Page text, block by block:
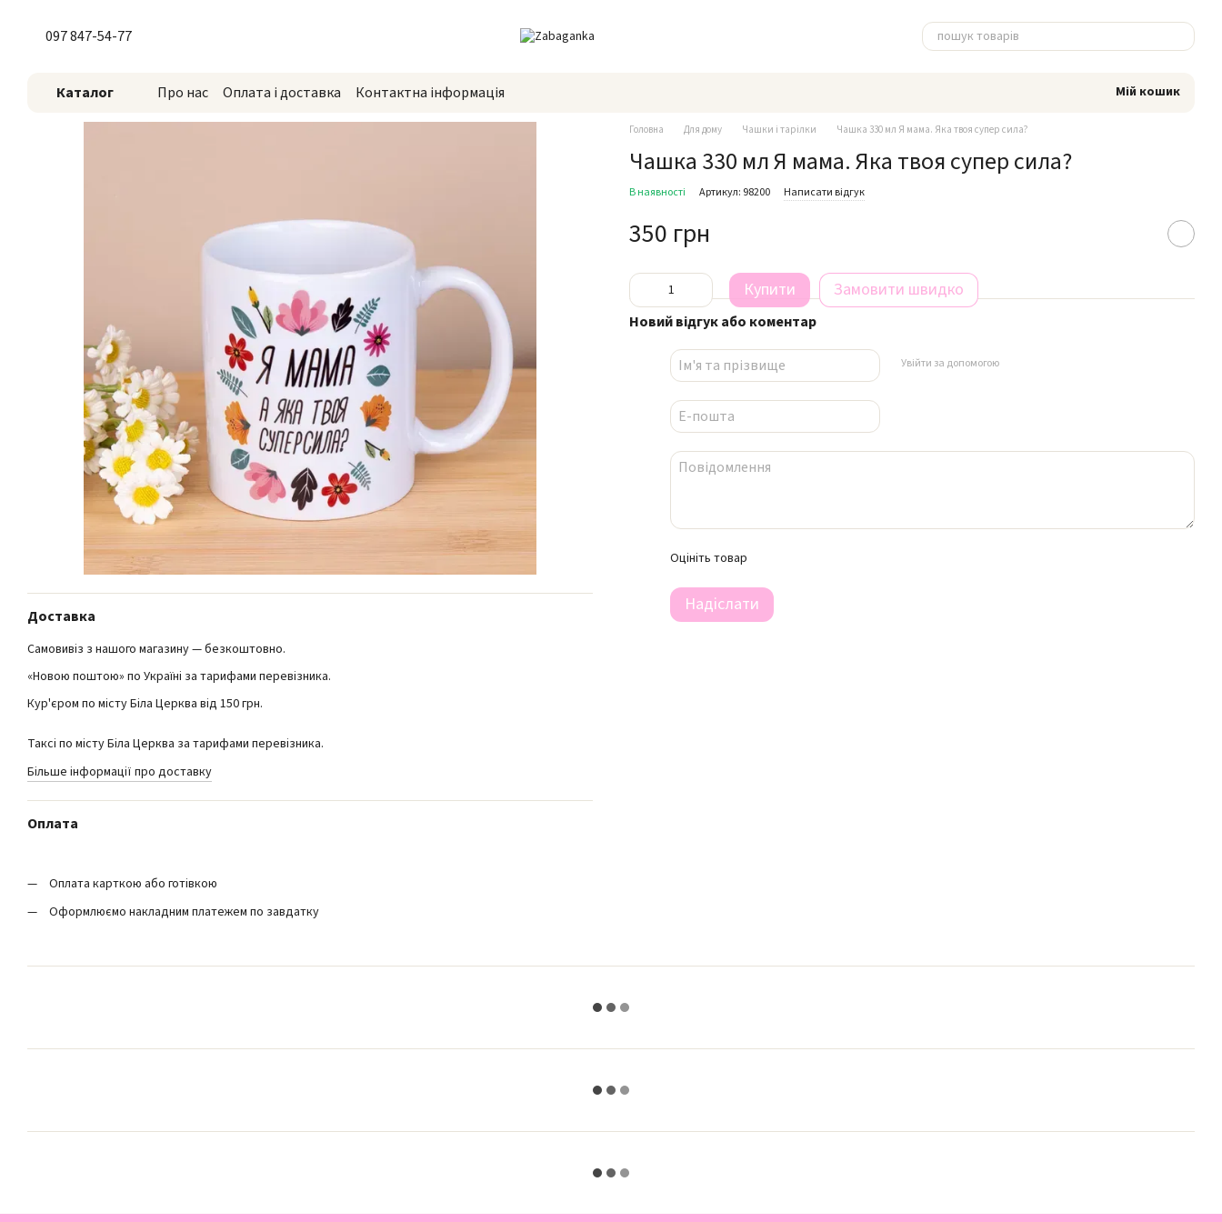
097 847-54-77
Каталог Про нас Оплата і доставка Контактна інформація Мій кошик
Доставка
Самовивіз з нашого магазину — безкоштовно.
«Новою поштою» по Україні за тарифами перевізника.
Кур'єром по місту Біла Церква від 150 грн.
Таксі по місту Біла Церква за тарифами перевізника.
Більше інформації про доставку
Оплата
Оплата карткою або готівкою
Оформлюємо накладним платежем по завдатку
Головна Для дому Чашки і тарілки Чашка 330 мл Я мама. Яка твоя супер сила?
Чашка 330 мл Я мама. Яка твоя супер сила?
В наявності Артикул: 98200 Написати відгук
350 грн
Купити Замовити швидко
Новий відгук або коментар
Увійти за допомогою
Оцініть товар
Надіслати